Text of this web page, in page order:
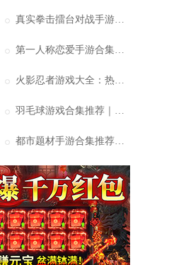
真实拳击擂台对战手游大全：热血拳台激战来袭
第一人称恋爱手游合集：开启你的专属甜蜜邂逅
火影忍者游戏大全：热血羁绊与忍道传承的全新体验
羽毛球游戏合集推荐｜畅享指尖竞技与运动激情
都市题材手游合集推荐：沉浸式现代都市冒险体验